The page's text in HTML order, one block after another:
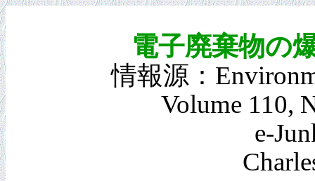
電子廃棄物の
情報源：
Volume 110,
e-